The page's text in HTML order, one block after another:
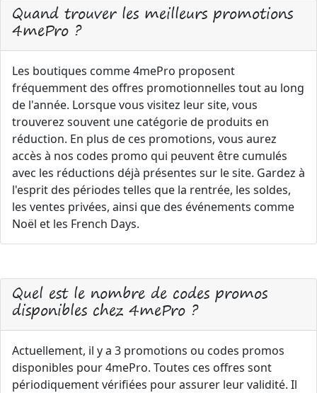
Quand trouver les meilleurs promotions
4mePro ?
Les boutiques comme 4mePro proposent
fréquemment des offres promotionnelles tout au long
de l'année. Lorsque vous visitez leur site, vous
trouverez souvent une catégorie de produits en
réduction. En plus de ces promotions, vous aurez
accès à nos codes promo qui peuvent être cumulés
avec les réductions déjà présentes sur le site. Gardez à
l'esprit des périodes telles que la rentrée, les soldes,
les ventes privées, ainsi que des événements comme
Noël et les French Days.
Quel est le nombre de codes promos
disponibles chez 4mePro ?
Actuellement, il y a 3 promotions ou codes promos
disponibles pour 4mePro. Toutes ces offres sont
périodiquement vérifiées pour assurer leur validité. Il